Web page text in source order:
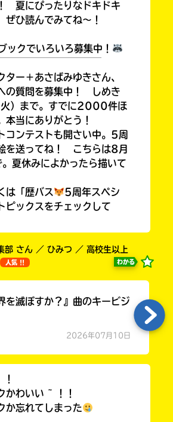
夏にぴったりなドキドキ
ぜひ読んでみてね～！
ックでいろいろ募集中！
ター＋あさばみゆきさん、
の質問を募集中！ しめき
）まで。すでに2000件ほ
本当にありがとう！
コンテストも開さい中。5周
を送ってね！ こちらは8月
夏休みによかったら描いて
は「歴バス
5周年スペシ
ピックスをチェックして
部 さん ／ ひみつ ／ 高校生以上
人気 !! わかる
を滅ぼすか？』曲のキービジ
2026年07月10日
かわいい ~ ！！
か忘れてしまった